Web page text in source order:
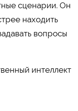
сценарии. Он
находить
вопросы
интеллект